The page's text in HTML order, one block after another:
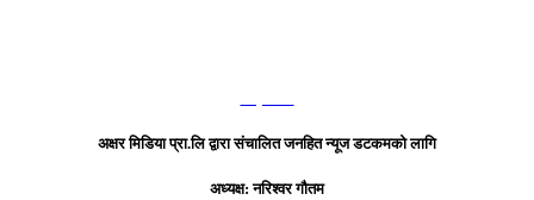
अक्षर मिडिया प्रा.लि द्वारा संचालित जनहित न्यूज डटकमको लागि
अध्यक्ष: नरिश्वर गौतम